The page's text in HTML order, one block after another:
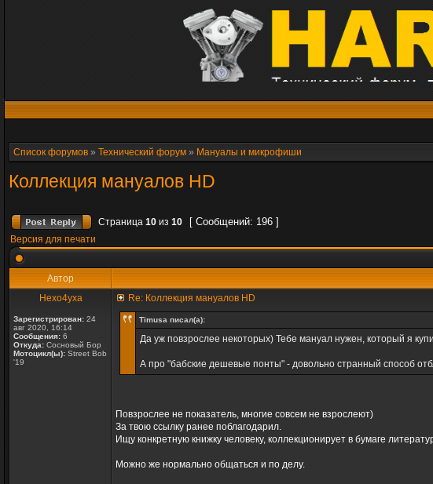
Список форумов » Технический форум » Мануалы и микрофиши
Коллекция мануалов HD
Страница 10 из 10 [ Сообщений: 196 ]
Версия для печати
Автор
Hexo4yxa
Зарегистрирован: 24
авг 2020, 16:14
Сообщения: 6
Откуда: Сосновый Бор
Мотоцикл(ы): Street Bob
'19
Re: Коллекция мануалов HD
Timusa писал(а):
Да уж повзрослее некоторых) Тебе мануал нужен, который я
А про "бабские дешевые понты" - довольно странный способ
Повзрослее не показатель, многие совсем не взрослеют)
За твою ссылку ранее поблагодарил.
Ищу конкретную книжку человеку, коллекционирует в бумаге
Можно же нормально общаться и по делу.